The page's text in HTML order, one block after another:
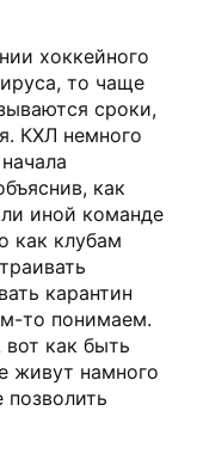
хоккейного
то чаще
сроки,
КХЛ немного
как
иной команде
как клубам
карантин
то понимаем.
как быть
живут намного